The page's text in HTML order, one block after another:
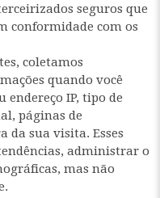
seguros que
conformidade com os
coletamos
quando você
endereço IP, tipo de
páginas de
da sua visita. Esses
administrar o
mas não